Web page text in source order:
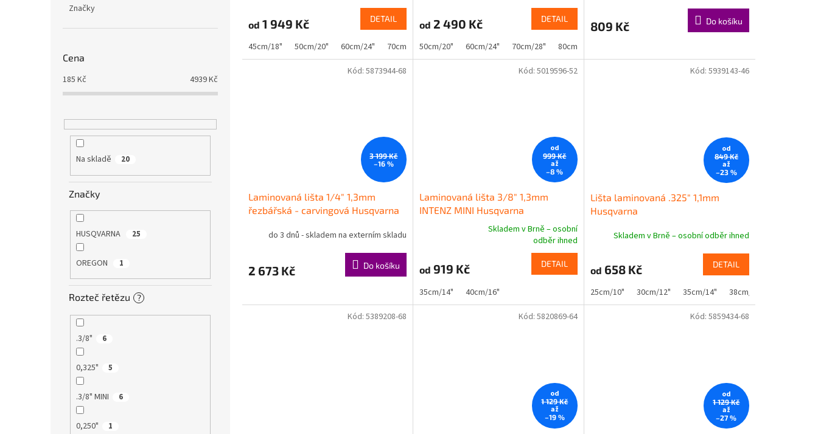
Značky
Cena
185 Kč 4939Kč
Na skladě 20
Značky
HUSQVARNA 25
OREGON 1
Rozteč řetězu ?
.3/8" 6
0,325" 5
.3/8" MINI 6
0,250" 1
od 1 949 Kč DETAIL
45cm/18" 50cm/20" 60cm/24" 70cm/28"
od 2 490 Kč DETAIL
50cm/20" 60cm/24" 70cm/28" 80cm/32"
809 Kč Do košíku
3 199 Kč
–16 %
Laminovaná lišta 1/4" 1,3mm
řezbářská - carvingová Husqvarna
do 3 dnů - skladem na externím skladu
2 673 Kč Do košíku
Kód: 5873944-68
od
999 Kč
až
–8 %
Laminovaná lišta 3/8" 1,3mm
INTENZ MINI Husqvarna
je
z
5
Skladem v Brně – osobní
odběr ihned
od 919 Kč DETAIL
35cm/14" 40cm/16"
Kód: 5019596-52
od
849 Kč
až
–23 %
Lišta laminovaná .325" 1,1mm
Husqvarna
Skladem v Brně – osobní odběr ihned
od 658 Kč DETAIL
25cm/10" 30cm/12" 35cm/14" 38cm/15"
Kód: 5939143-46
Kód: 5389208-68
od
1 129 Kč
až
–19 %
Kód: 5820869-64
od
1 129 Kč
až
–27 %
Kód: 5859434-68